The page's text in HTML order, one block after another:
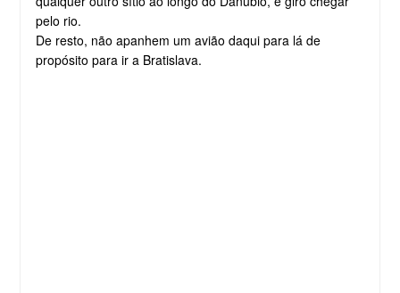
pelo rio.
De resto, não apanhem um avião daqui para lá de
propósito para ir a Bratislava.